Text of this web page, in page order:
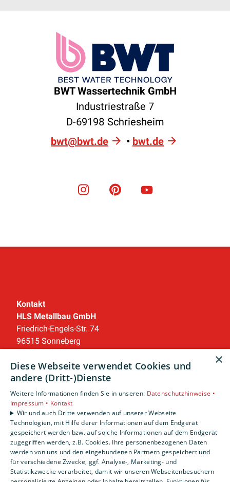
BWT Wassertechnik GmbH
Industriestraße 7
D-69198 Schriesheim
bwt@bwt.de
• bwt.de
Kontakt
HLS Metallbau GmbH
Friedrich-Engels-Str. 74
96515 Sonneberg
Telefax: 03675 885130
info@hls-metallbau.de
Unternehmen
AGB
·Datenschutz ·Impressum
·
Barrierefreiheitserklärung
Leistungen
Privatkunden
×
Diese Webseite verwendet Cookies und
andere (Dritt-)Dienste
Weitere Informationen finden Sie in unseren: Datenschutzhinweise •
Impressum • Kontakt
Wir und auch Dritte verwenden auf unserer Webseite
Technologien, mit Hilfe derer Informationen auf dem Endgerät
gespeichert werden bzw. auf solche Informationen auf dem Endgerät
zugegriffen werden, z.B. Cookies. Ihre personenbezogenen Daten
werden von uns und den eingebundenen Partnern gespeichert und
für verschiedene Zwecke, ggf. Analyse-, Marketing- und
Statistikzwecke verarbeitet, damit wir unseren Webseitenbesuchern